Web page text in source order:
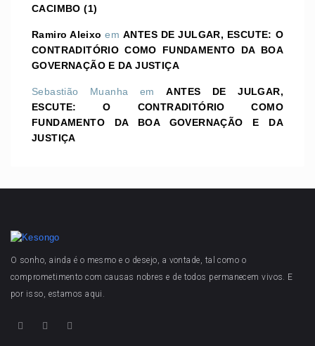
CACIMBO (1)
Ramiro Aleixo emANTES DE JULGAR, ESCUTE: O
CONTRADITÓRIO COMO FUNDAMENTO DA BOA
GOVERNAÇÃO E DA JUSTIÇA
Sebastião Muanha emANTES DE JULGAR,
ESCUTE: O CONTRADITÓRIO COMO
FUNDAMENTO DA BOA GOVERNAÇÃO E DA
JUSTIÇA
O sonho, ainda é o mesmo e o desejo, a vontade, tal como o
comprometimento com causas nobres e de todos permanecem vivos. E
por isso, estamos aqui.